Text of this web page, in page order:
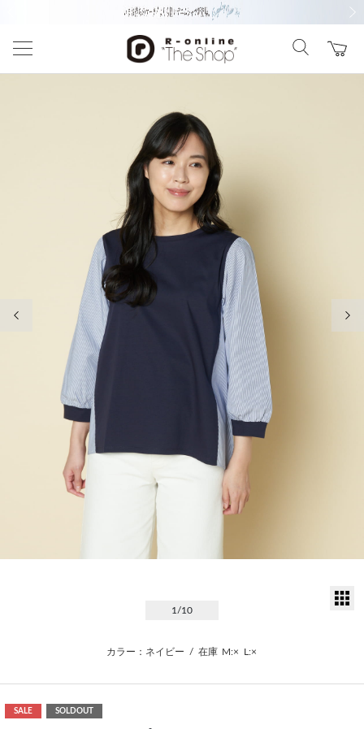
1 /10
カラー：ネイビー / 在庫 M:× L:×
SALE SOLDOUT